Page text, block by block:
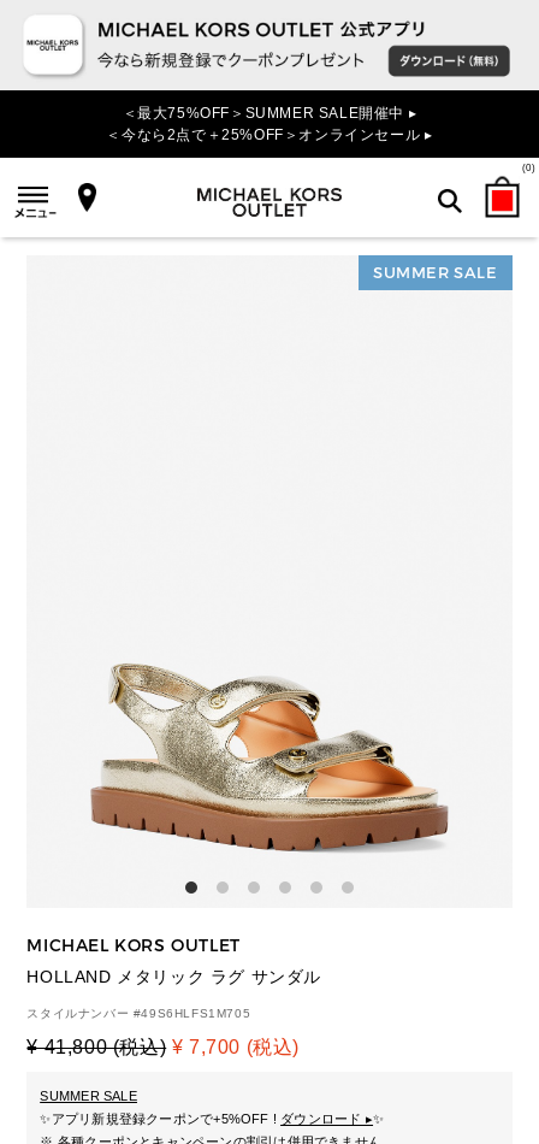
＜最大75%OFF＞SUMMER SALE開催中 ▸
＜今なら2点で＋25%OFF＞オンラインセール ▸
(0)
検索
SUMMER SALE
MICHAEL KORS OUTLET
HOLLAND メタリック ラグ サンダル
スタイルナンバー #49S6HLFS1M705
¥ 41,800 (税込) ¥ 7,700 (税込)
SUMMER SALE
✨アプリ新規登録クーポンで+5%OFF ! ダウンロード ▸✨